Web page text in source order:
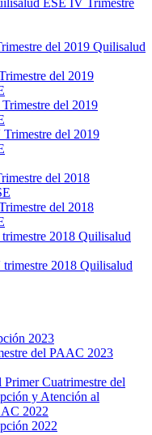
ESE IV Trimestre
del 2019 Quilisalud
del 2019
del 2019
del 2019
del 2018
del 2018
2018 Quilisalud
2018 Quilisalud
2023
del PAAC 2023
Primer Cuatrimestre del
y Atención al
2022
2022